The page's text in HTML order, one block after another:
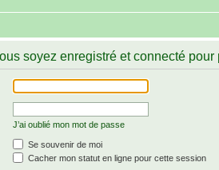
soyez enregistré et connecté
J’ai oublié mon mot de passe
Se souvenir de moi
Cacher mon statut en ligne pour cette session